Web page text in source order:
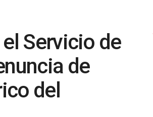
Servicio de
de
del